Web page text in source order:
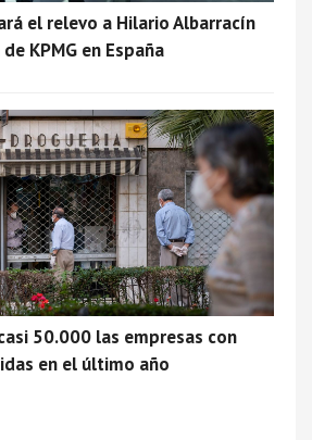
el relevo a Hilario Albarracín
KPMG en España
50.000 las empresas con
en el último año